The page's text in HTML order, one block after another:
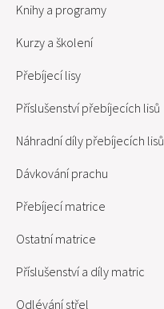
Knihy a programy
Kurzy a školení
Přebíjecí lisy
Příslušenství přebíjecích lisů
Náhradní díly přebíjecích lisů
Dávkování prachu
Přebíjecí matrice
Ostatní matrice
Příslušenství a díly matric
Odlévání střel